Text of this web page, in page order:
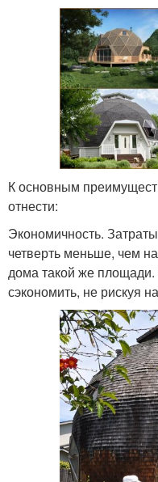
К основным
отнести:
Экономичность.
четверть меньше, чем
дома такой же
сэкономить, не рискуя